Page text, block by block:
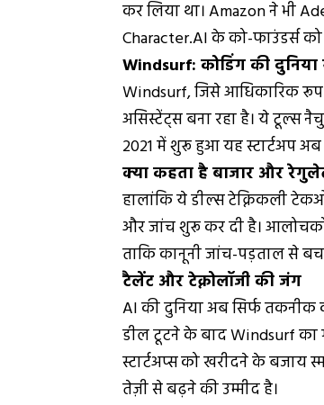
कर लिया था। Amazon ने भी
Character.AI के को-फाउंडर्स
Windsurf: कोडिंग की दुनिया
Windsurf, जिसे आधिकारिक रूप
असिस्टेंट्स बना रहा है। ये टूल्स
2021 में शुरू हुआ यह स्टार्टअप
क्या कहता है बाजार और
हालांकि ये डील्स टेक्निकली
और जांच शुरू कर दी है। आलोचकों
ताकि कानूनी जांच-पड़ताल से
टैलेंट और टेक्नोलॉजी की जंग
AI की दुनिया अब सिर्फ
डील टूटने के बाद Windsurf का
स्टार्टअप्स को खरीदने के बजाय
तेज़ी से बढ़ने की उम्मीद है।